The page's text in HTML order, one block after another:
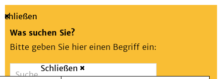
Suche
Schließen
Was suchen Sie?
Bitte geben Sie hier einen Begriff ein:
Notfall
Schließen